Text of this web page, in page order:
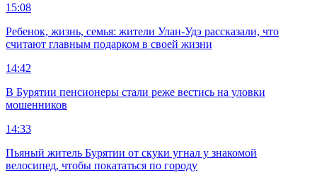
15:08
Ребенок, жизнь, семья: жители Улан-Удэ рассказали, что
считают главным подарком в своей жизни
14:42
В Бурятии пенсионеры стали реже вестись на уловки
мошенников
14:33
Пьяный житель Бурятии от скуки угнал у знакомой
велосипед, чтобы покататься по городу